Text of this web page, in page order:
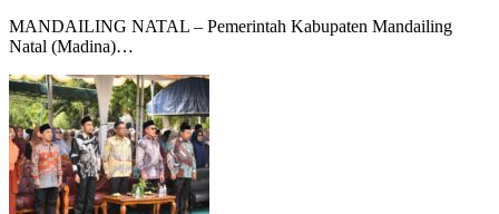
MANDAILING NATAL – Pemerintah Kabupaten Mandailing
Natal (Madina)…